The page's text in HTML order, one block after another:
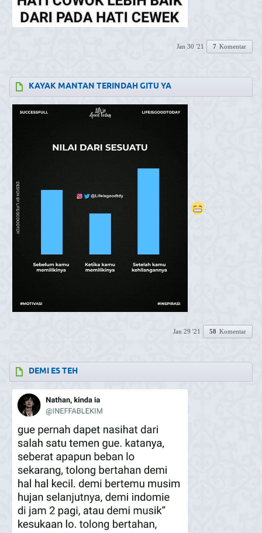
Jan 30 '21 7 Komentar
KAYAK MANTAN TERINDAH GITU YA
.
Jan 29 '21 58 Komentar
DEMI ES TEH